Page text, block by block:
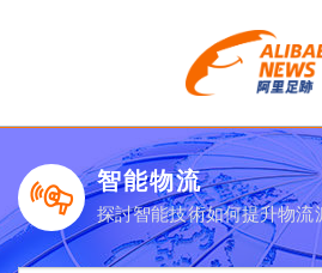
智能物流
探討智能技術如何提升物